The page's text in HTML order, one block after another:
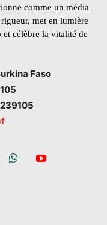
comme un média
met en lumière
et célèbre la vitalité de
Faso